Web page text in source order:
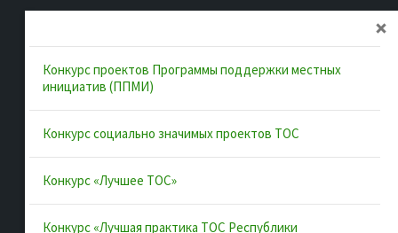
Об ассоциации
Документы
Муниципальные образования
Конкурсы и лучшие практики
Контакты
Конкурс проектов Программы поддержки местных
инициатив (ППМИ)
Конкурс социально значимых проектов ТОС
Конкурс «Лучшее ТОС»
Конкурс «Лучшая практика ТОС Республики